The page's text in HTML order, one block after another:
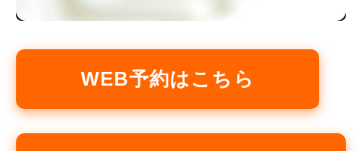
WEB予約はこちら